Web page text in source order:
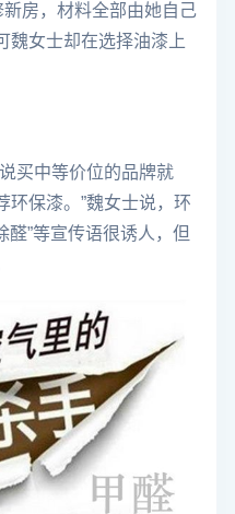
新房，材料全部由她自己
魏女士却在选择油漆上
买中等价位的品牌就
环保漆。”魏女士说，环
醛”等宣传语很诱人，但